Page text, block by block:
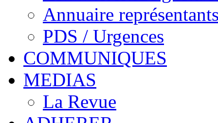
Annuaire
PDS / Urgences
COMMUNIQUES
MEDIAS
La Revue